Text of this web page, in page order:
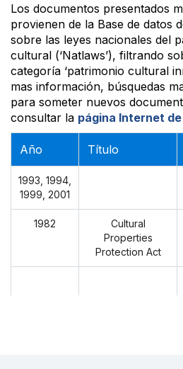
Los documentos presentados
provienen de la Base de datos
sobre las leyes nacionales del
cultural (‘Natlaws’), filtrando
categoría ‘patrimonio cultural
mas información, búsquedas
para someter nuevos
consultar la página Internet
Año Título
1993, 1994,
1999, 2001
1982
Cultural
Properties
Protection Act